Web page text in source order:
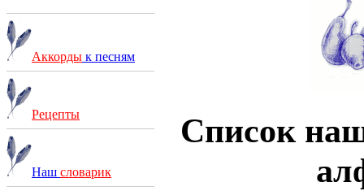
Аккорды к песням
Рецепты
Наш словарик
Список